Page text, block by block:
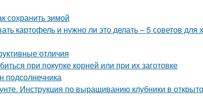
сохранить зимой
картофель и нужно ли это делать – 5 советов для
отличия
при покупке корней или при их заготовке
подсолнечника
Инструкция по выращиванию клубники в